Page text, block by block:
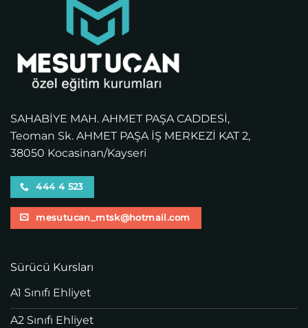
SAHABİYE MAH. AHMET PAŞA CADDESİ,
Teoman Sk. AHMET PAŞA İŞ MERKEZİ KAT 2,
38050 Kocasinan/Kayseri
444 4 523
mesutucan_mtsk@hotmail.com
Sürücü Kursları
A1 Sınıfı Ehliyet
A2 Sınıfı Ehliyet